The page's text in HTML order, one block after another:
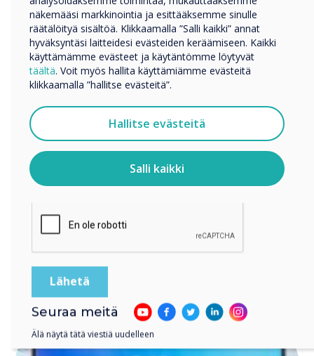
LUE SEURAAVA
designed to create effective
digital learning content, and
the tools to better enable
teachers.
näkemääsi markkinointia ja esittääksemme sinulle
räätälöityä sisältöä. Klikkaamalla ”Salli kaikki” annat
hyväksyntäsi laitteidesi evästeiden keräämiseen. Kaikki
käyttämämme evästeet ja käytäntömme löytyvät
täältä. Voit myös hallita käyttämiämme evästeitä
klikkaamalla ”hallitse evästeitä”.
Hallitse evästeitä
Salli kaikki
Yrityksen nimi
Haluamme ottaa sinuun yhteyttä tuotteistamme ja
palveluistamme sähköpostitse, puhelimitse tai postitse.
Suostun vastaanottamaan viestejä Clevertouch.
Tietoja siitä, miten keräämme ja käytämme
henkilötietojasi, ontietosuojaselosteessamme.
Klikkaamalla lähetä annat Clevertouch luvan tallentaa ja
käsitellä antamiasi tietoja.
Seuraa meitä
Älä näytä tätä viestiä uudelleen